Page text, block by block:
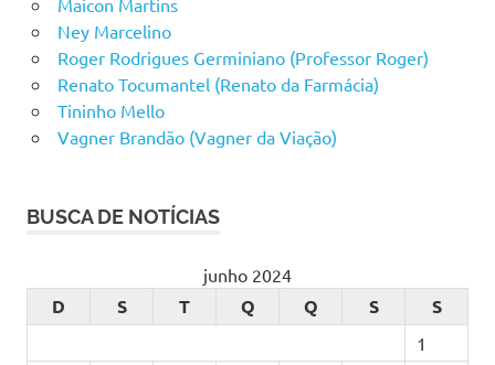
Maicon Martins
Ney Marcelino
Roger Rodrigues Germiniano (Professor Roger)
Renato Tocumantel (Renato da Farmácia)
Tininho Mello
Vagner Brandão (Vagner da Viação)
BUSCA DE NOTÍCIAS
junho 2024
D S T Q Q S S
1